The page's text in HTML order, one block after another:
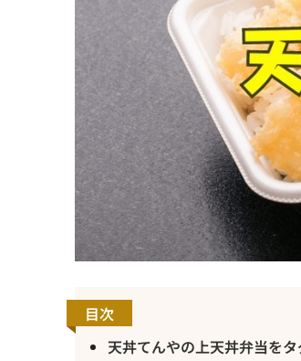
目次
天丼てんやの上天丼弁当を